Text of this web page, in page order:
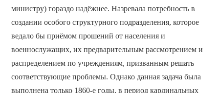
министру) гораздо надёжнее. Назревала потребность в
создании особого структурного подразделения, которое
ведало бы приёмом прошений от населения и
военнослужащих, их предварительным рассмотрением и
распределением по учреждениям, призванным решать
соответствующие проблемы. Однако данная задача была
выполнена только 1860-е годы, в период кардинальных